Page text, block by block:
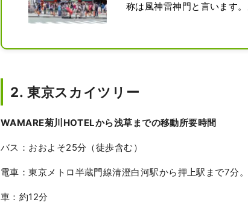
称は風神雷神門と言います
700kgもあります。京都の
2. 東京スカイツリー
WAMARE菊川HOTELから浅草までの移動所要時間
バス：おおよそ25分（徒歩含む）
電車：東京メトロ半蔵門線清澄白河駅から押上駅まで7分
車：約12分